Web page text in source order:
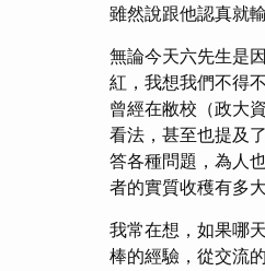
雖然說跟他認真就
無論今天六先生是
紅，我想我們不得
曾經在敝校（政大
看法，甚至也提及
答各種問題，為人
者的實質收穫有多
我常在想，如果哪
棒的經驗，從交流